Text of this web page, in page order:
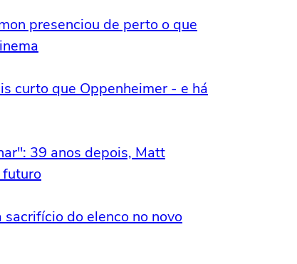
presenciou de perto o que
curto que Oppenheimer - e há
39 anos depois, Matt
futuro
do elenco no novo